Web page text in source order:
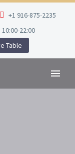
+1 916-875-2235
22:00
Table